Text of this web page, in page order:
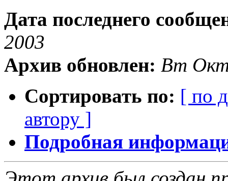
Дата последнего
2003
Архив обновлен: Вт Окт
Сортировать по: [ по
автору ]
Подробная